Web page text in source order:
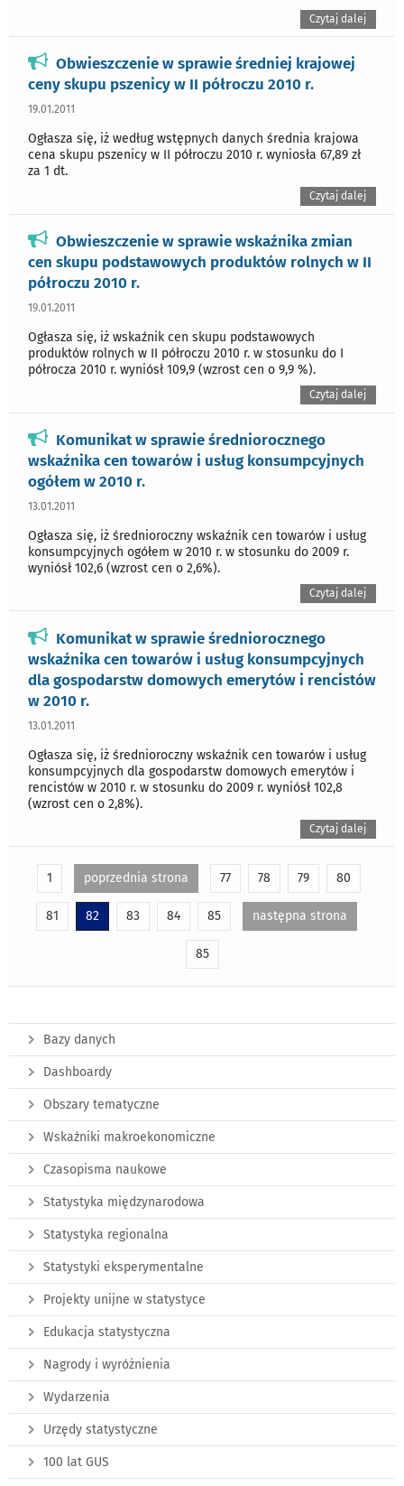
Czytaj dalej
Obwieszczenie w sprawie średniej krajowej
ceny skupu pszenicy w II półroczu 2010 r.
19.01.2011
Ogłasza się, iż według wstępnych danych średnia krajowa
cena skupu pszenicy w II półroczu 2010 r. wyniosła 67,89 zł
za 1 dt.
Czytaj dalej
Obwieszczenie w sprawie wskaźnika zmian
cen skupu podstawowych produktów rolnych w II
półroczu 2010 r.
19.01.2011
Ogłasza się, iż wskaźnik cen skupu podstawowych
produktów rolnych w II półroczu 2010 r. w stosunku do I
półrocza 2010 r. wyniósł 109,9 (wzrost cen o 9,9 %).
Czytaj dalej
Komunikat w sprawie średniorocznego
wskaźnika cen towarów i usług konsumpcyjnych
ogółem w 2010 r.
13.01.2011
Ogłasza się, iż średnioroczny wskaźnik cen towarów i usług
konsumpcyjnych ogółem w 2010 r. w stosunku do 2009 r.
wyniósł 102,6 (wzrost cen o 2,6%).
Czytaj dalej
Komunikat w sprawie średniorocznego
wskaźnika cen towarów i usług konsumpcyjnych
dla gospodarstw domowych emerytów i rencistów
w 2010 r.
13.01.2011
Ogłasza się, iż średnioroczny wskaźnik cen towarów i usług
konsumpcyjnych dla gospodarstw domowych emerytów i
rencistów w 2010 r. w stosunku do 2009 r. wyniósł 102,8
(wzrost cen o 2,8%).
Czytaj dalej
1 poprzednia strona 77 78 79 80
81 82 83 84 85 następna strona
85
Bazy danych
Dashboardy
Obszary tematyczne
Wskaźniki makroekonomiczne
Czasopisma naukowe
Statystyka międzynarodowa
Statystyka regionalna
Statystyki eksperymentalne
Projekty unijne w statystyce
Edukacja statystyczna
Nagrody i wyróżnienia
Wydarzenia
Urzędy statystyczne
100 lat GUS